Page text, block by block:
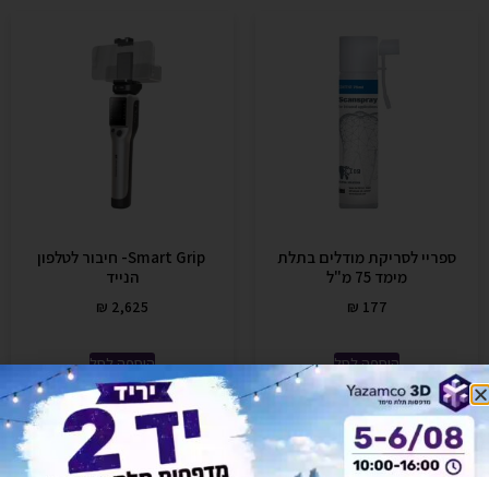
ספריי לסריקת מודלים בתלת
מימד 75 מ"ל
₪ 177
הוספה לסל
Smart Grip- חיבור לטלפון
הנייד
₪ 2,625
הוספה לסל